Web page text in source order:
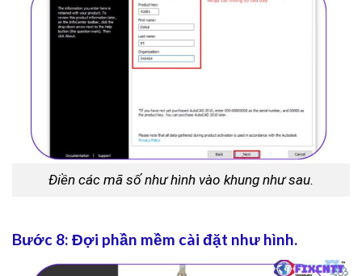
Điền các mã số như hình vào khung như sau.
Bước 8: Đợi phần mềm cài đặt như hình.